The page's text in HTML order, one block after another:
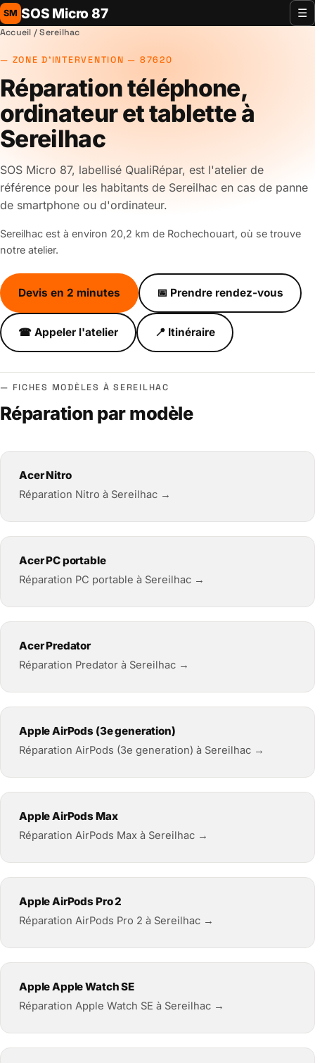
SM SOS Micro 87 ☰
Accueil / Sereilhac
ZONE D'INTERVENTION — 87620
Réparation téléphone,
ordinateur et tablette à
Sereilhac
SOS Micro 87, labellisé QualiRépar, est l'atelier de
référence pour les habitants de Sereilhac en cas de panne
de smartphone ou d'ordinateur.
Sereilhac est à environ 20,2 km de Rochechouart, où se trouve
notre atelier.
Devis en 2 minutes 📅 Prendre rendez-vous
☎ Appeler l'atelier 📍 Itinéraire
FICHES MODÈLES À SEREILHAC
Réparation par modèle
Acer Nitro
Réparation Nitro à Sereilhac →
Acer PC portable
Réparation PC portable à Sereilhac →
Acer Predator
Réparation Predator à Sereilhac →
Apple AirPods (3e generation)
Réparation AirPods (3e generation) à Sereilhac →
Apple AirPods Max
Réparation AirPods Max à Sereilhac →
Apple AirPods Pro 2
Réparation AirPods Pro 2 à Sereilhac →
Apple Apple Watch SE
Réparation Apple Watch SE à Sereilhac →